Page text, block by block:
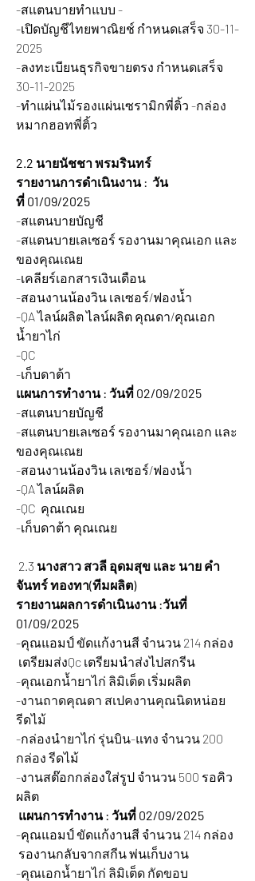
-สแตนบายทำแบบ -
-เปิดบัญชีไทยพาณิยช์ กำหนดเสร็จ 30-11-
2025
-ลงทะเบียนธุรกิจขายตรง กำหนดเสร็จ
30-11-2025
-ทำแผ่นไม้รองแผ่นเซรามิกพี่ติ้ว -กล่อง
หมากฮอทพี่ติ้ว
2.2 นายนัชชา พรมรินทร์
รายงานการดำเนินงาน :  วัน
ที่ 01/09/2025
-สแตนบายบัญชี
-สแตนบายเลเซอร์ รองานมาคุณเอก และ
ของคุณเณย
-เคลียร์เอกสารเงินเดือน
-สอนงานน้องวิน เลเซอร์/ฟองน้ำ
-QA ไลน์ผลิต ไลน์ผลิต คุณดา/คุณเอก
น้ำยาไก่
-QC
-เก็บดาต้า
แผนการทำงาน : วันที่ 02/09/2025
-สแตนบายบัญชี
-สแตนบายเลเซอร์ รองานมาคุณเอก และ
ของคุณเณย
-สอนงานน้องวิน เลเซอร์/ฟองน้ำ
-QA ไลน์ผลิต
-QC  คุณเณย
-เก็บดาต้า คุณเณย
2.3 นางสาว สวลี อุดมสุข และ นาย คำ
จันทร์ ทองทา(ทีมผลิต)
รายงานผลการดำเนินงาน :วันที่
01/09/2025
-คุณแอมป์ ขัดแก้งานสี จำนวน 214 กล่อง
เตรียมส่งQc เตรียมนำส่งไปสกรีน
-คุณเอกน้ำยาไก่ ลิมิเต็ด เริ่มผลิต
-งานถาดคุณดา สเปคงานคุณนิดหน่อย
รีดไม้
-กล่องนำยาไก่ รุ่นบิน-แทง จำนวน 200
กล่อง รีดไม้
-งานสต๊อกกล่องใส่รูป จำนวน 500 รอคิว
ผลิต
แผนการทำงาน : วันที่ 02/09/2025
-คุณแอมป์ ขัดแก้งานสี จำนวน 214 กล่อง
รองานกลับจากสกีน พ่นเก็บงาน
-คุณเอกน้ำยาไก่ ลิมิเต็ด กัดขอบ